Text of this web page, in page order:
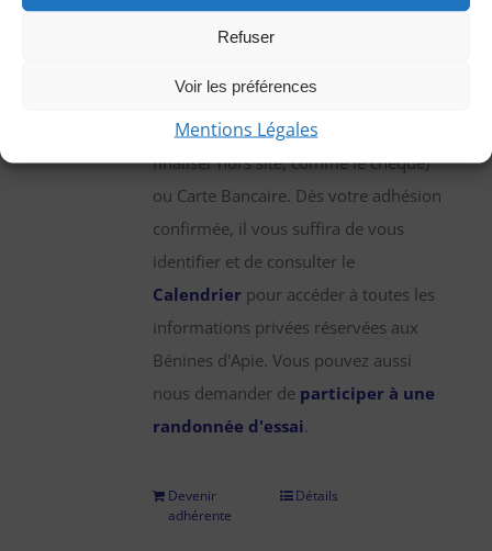
Refuser
Voir les préférences
Mentions Légales
association, nous vous demandons
que vous pouvez régler par chèque,
virement bancaire (démarche à
finaliser hors site, comme le chèque)
ou Carte Bancaire. Dès votre adhésion
confirmée, il vous suffira de vous
identifier et de consulter le
Calendrier pour accéder à toutes les
informations privées réservées aux
Bénines d'Apie. Vous pouvez aussi
nous demander de participer à une
randonnée d'essai.
Devenir
adhérente
Détails